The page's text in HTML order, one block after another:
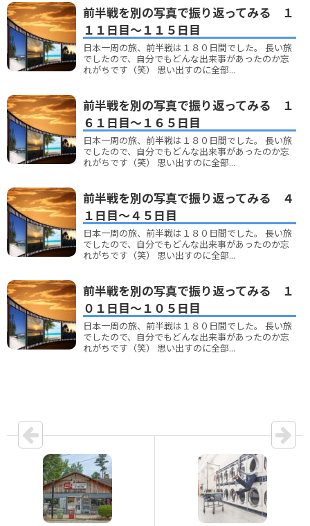
前半戦を別の写真で振り返ってみる １
１１日目～１１５日目
日本一周の旅、前半戦は１８０日間でした。 長い旅
でしたので、自分でもどんな出来事があったのか忘
れがちです（笑） 思い出すのに全部...
前半戦を別の写真で振り返ってみる １
６１日目～１６５日目
日本一周の旅、前半戦は１８０日間でした。 長い旅
でしたので、自分でもどんな出来事があったのか忘
れがちです（笑） 思い出すのに全部...
前半戦を別の写真で振り返ってみる ４
１日目～４５日目
日本一周の旅、前半戦は１８０日間でした。 長い旅
でしたので、自分でもどんな出来事があったのか忘
れがちです（笑） 思い出すのに全部...
前半戦を別の写真で振り返ってみる １
０１日目～１０５日目
日本一周の旅、前半戦は１８０日間でした。 長い旅
でしたので、自分でもどんな出来事があったのか忘
れがちです（笑） 思い出すのに全部...